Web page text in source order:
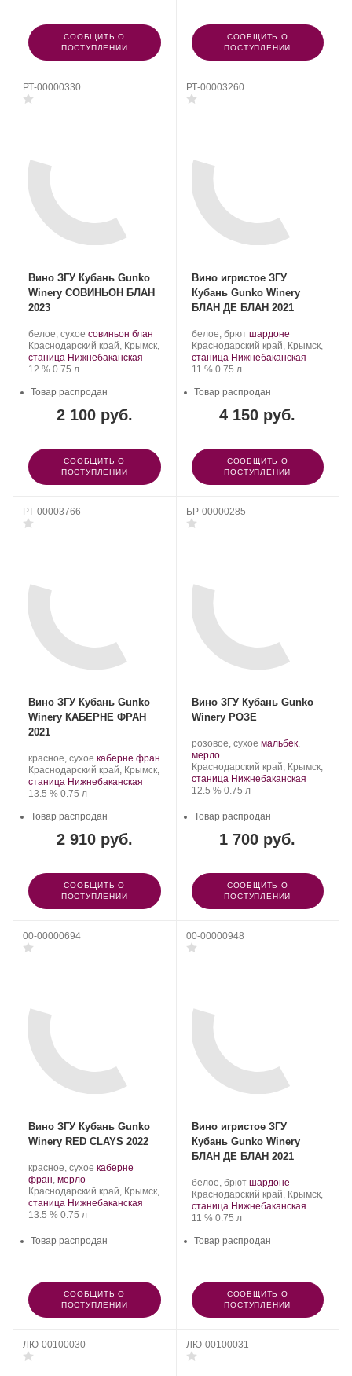
СООБЩИТЬ О
ПОСТУПЛЕНИИ
СООБЩИТЬ О
ПОСТУПЛЕНИИ
РТ-00000330
Вино ЗГУ Кубань Gunko
Winery СОВИНЬОН БЛАН
2023
Производитель:
Gunko
Winery.
белое, сухое .
Сорт
винограда:
совиньон блан
Регион:
Краснодарский край, Крымск,
станица Нижнебаканская
Крепость
12 %. Объем
0.75 л
2 100 руб.
Товар распродан
СООБЩИТЬ О
ПОСТУПЛЕНИИ
РТ-00003260
Вино игристое ЗГУ
Кубань Gunko Winery
БЛАН ДЕ БЛАН 2021
Производитель:
Gunko
Winery.
белое, брют .
Сорт
винограда:
шардоне.
Регион:
Краснодарский край, Крымск,
станица Нижнебаканская
Крепость
11 %. Объем
0.75 л
4 150 руб.
Товар распродан
СООБЩИТЬ О
ПОСТУПЛЕНИИ
РТ-00003766
Вино ЗГУ Кубань Gunko
Winery КАБЕРНЕ ФРАН
2021
Производитель:
Gunko
Winery.
красное, сухое .
Сорт
винограда:
каберне фран
Регион:
Краснодарский край, Крымск,
станица Нижнебаканская
Крепость
13.5 %. Объем
0.75 л
2 910 руб.
Товар распродан
СООБЩИТЬ О
ПОСТУПЛЕНИИ
БР-00000285
Вино ЗГУ Кубань Gunko
Winery РОЗЕ
Производитель:
Gunko
Winery.
розовое, сухое .
винограда:
мальбек,
мерло.
Регион:
Краснодарский край, Крымск,
станица Нижнебаканская
Крепость
12.5 %. Объем
0.75 л
1 700 руб.
Товар распродан
СООБЩИТЬ О
ПОСТУПЛЕНИИ
00-00000694
Вино ЗГУ Кубань Gunko
Winery RED CLAYS 2022
Производитель:
Gunko
Winery.
красное, сухое .
винограда:
каберне
фран, мерло.
Регион:
Краснодарский край, Крымск,
станица Нижнебаканская
Крепость
13.5 %. Объем
0.75 л
Товар распродан
СООБЩИТЬ О
ПОСТУПЛЕНИИ
00-00000948
Вино игристое ЗГУ
Кубань Gunko Winery
БЛАН ДЕ БЛАН 2021
Производитель:
Gunko
Winery.
белое, брют .
Сорт
винограда:
шардоне.
Регион:
Краснодарский край, Крымск,
станица Нижнебаканская
Крепость
11 %. Объем
0.75 л
Товар распродан
СООБЩИТЬ О
ПОСТУПЛЕНИИ
ЛЮ-00100030 ЛЮ-00100031